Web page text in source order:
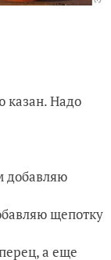
казан. Надо
добавляю
щепотку
а еще